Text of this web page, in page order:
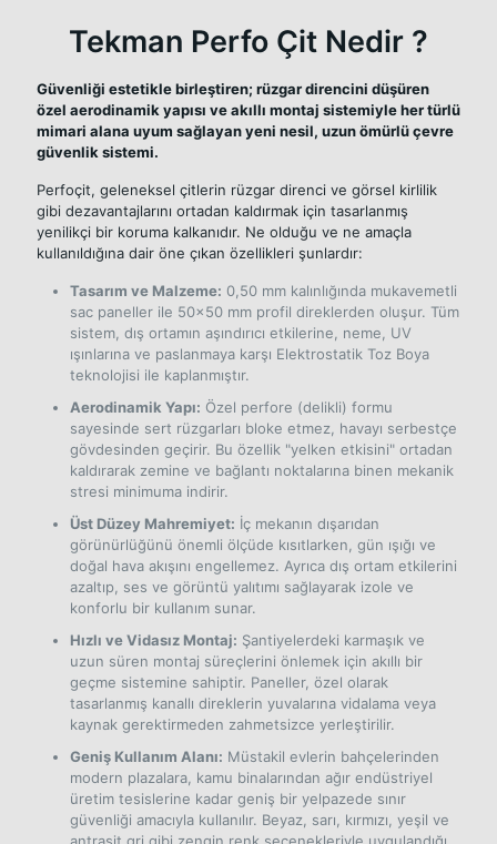
Tekman Perfo Çit Nedir ?
Güvenliği estetikle birleştiren; rüzgar direncini düşüren
özel aerodinamik yapısı ve akıllı montaj sistemiyle her türlü
mimari alana uyum sağlayan yeni nesil, uzun ömürlü çevre
güvenlik sistemi.
Perfoçit, geleneksel çitlerin rüzgar direnci ve görsel kirlilik
gibi dezavantajlarını ortadan kaldırmak için tasarlanmış
yenilikçi bir koruma kalkanıdır. Ne olduğu ve ne amaçla
kullanıldığına dair öne çıkan özellikleri şunlardır:
Tasarım ve Malzeme:
0,50 mm kalınlığında mukavemetli
sac paneller ile 50x50 mm profil direklerden oluşur. Tüm
sistem, dış ortamın aşındırıcı etkilerine, neme, UV
ışınlarına ve paslanmaya karşı Elektrostatik Toz Boya
teknolojisi ile kaplanmıştır.
Aerodinamik Yapı:Özel perfore (delikli) formu
sayesinde sert rüzgarları bloke etmez, havayı serbestçe
gövdesinden geçirir. Bu özellik "yelken etkisini" ortadan
stresi minimuma indirir.
Üst Düzey Mahremiyet:İç mekanın dışarıdan
görünürlüğünü önemli ölçüde kısıtlarken, gün ışığı ve
doğal hava akışını engellemez. Ayrıca dış ortam etkilerini
konforlu bir kullanım sunar.
Hızlı ve Vidasız Montaj:Şantiyelerdeki karmaşık ve
uzun süren montaj süreçlerini önlemek için akıllı bir
geçme sistemine sahiptir. Paneller, özel olarak
tasarlanmış kanallı direklerin yuvalarına vidalama veya
kaynak gerektirmeden zahmetsizce yerleştirilir.
Geniş Kullanım Alanı:
Müstakil evlerin bahçelerinden
modern plazalara, kamu binalarından ağır endüstriyel
üretim tesislerine kadar geniş bir yelpazede sınır